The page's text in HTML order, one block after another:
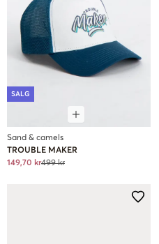
SALG
Sand & camels
TROUBLE MAKER
149,70 kr499 kr